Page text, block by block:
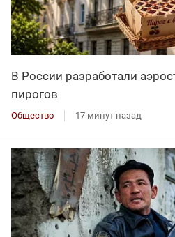
В России разработали
пирогов
Общество 17 минут назад